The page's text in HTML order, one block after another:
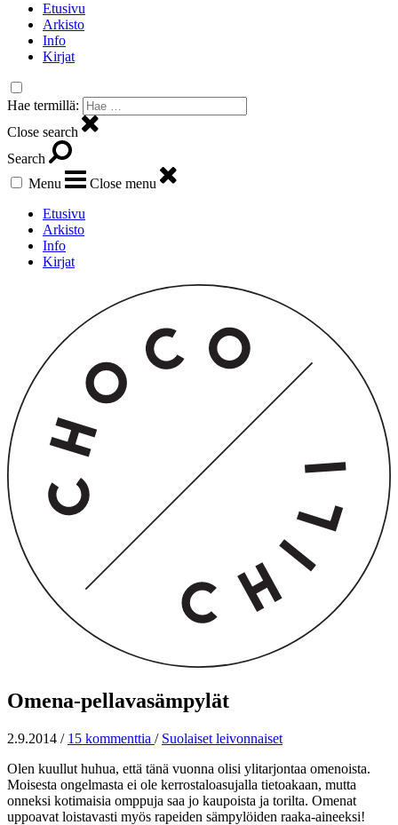
Etusivu
Arkisto
Info
Kirjat
Hae termillä:
Close search
Search
Menu
Close menu
Etusivu
Arkisto
Info
Kirjat
Omena-pellavasämpylät
2.9.2014 / 15 kommenttia / Suolaiset leivonnaiset
Olen kuullut huhua, että tänä vuonna olisi ylitarjontaa omenoista.
Moisesta ongelmasta ei ole kerrostaloasujalla tietoakaan, mutta
onneksi kotimaisia omppuja saa jo kaupoista ja torilta. Omenat
uppoavat loistavasti myös rapeiden sämpylöiden raaka-aineeksi!